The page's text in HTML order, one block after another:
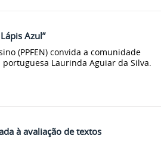
Azul”
(PPFEN) convida a comunidade
Laurinda Aguiar da Silva.
à avaliação de textos